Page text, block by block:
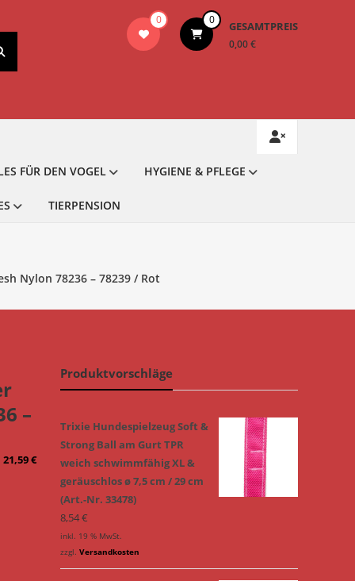
0 0 GESAMTPREIS
0,00 €
FÜR DEN VOGEL HYGIENE & PFLEGE
TIERPENSION
Nylon 78236 – 78239 / Rot
–
21,59€
Produktvorschläge
Trixie Hundespielzeug Soft &
Strong Ball am Gurt TPR
weich schwimmfähig XL &
geräuschlos ø 7,5 cm / 29 cm
(Art.-Nr. 33478)
8,54€
inkl. 19 % MwSt.
zzgl. Versandkosten